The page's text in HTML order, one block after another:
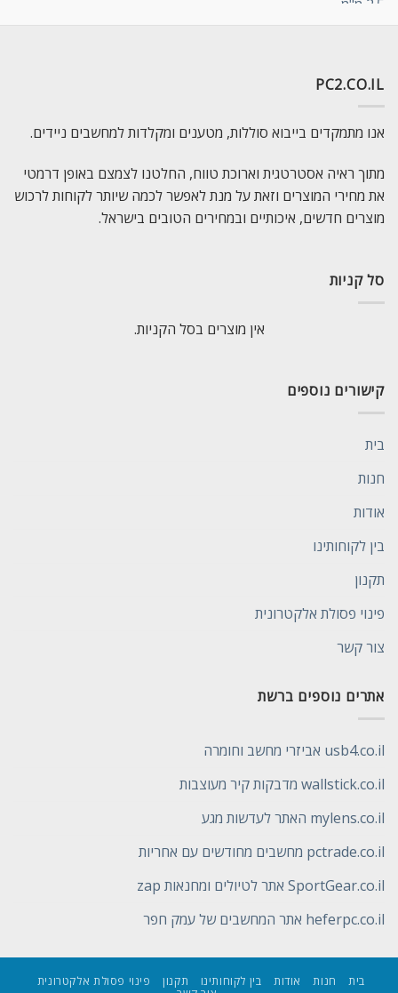
PC2.CO.IL
אנו מתמקדים בייבוא סוללות, מטענים ומקלדות למחשבים ניידים.
מתוך ראיה אסטרטגית וארוכת טווח, החלטנו לצמצם באופן דרמטי
את מחירי המוצרים וזאת על מנת לאפשר לכמה שיותר לקוחות לרכוש
מוצרים חדשים, איכותיים ובמחירים הטובים בישראל.
סל קניות
אין מוצרים בסל הקניות.
קישורים נוספים
בית
חנות
אודות
בין לקוחותינו
תקנון
פינוי פסולת אלקטרונית
צור קשר
אתרים נוספים ברשת
usb4.co.il אביזרי מחשב וחומרה
wallstick.co.il מדבקות קיר מעוצבות
mylens.co.il האתר לעדשות מגע
pctrade.co.il מחשבים מחודשים עם אחריות
SportGear.co.il אתר לטיולים ומחנאות zap
heferpc.co.il אתר המחשבים של עמק חפר
בית חנות אודות בין לקוחותינו תקנון
פינוי פסולת אלקטרונית